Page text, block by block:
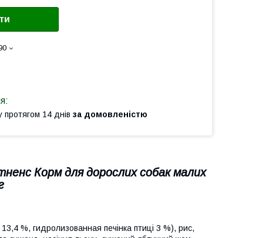
протягом 14 днів за домовленістю
Корм для дорослих собак малих
%, гидролизованная печінка птиці 3 %), рис,